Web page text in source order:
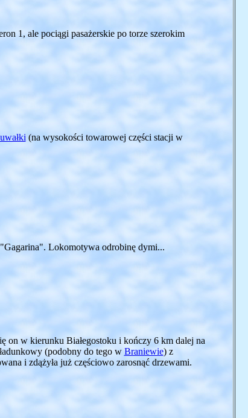
1, ale pociągi pasażerskie po torze szerokim
(na wysokości towarowej części stacji w
Lokomotywa odrobinę dymi...
on w kierunku Białegostoku i kończy 6 km dalej na
(podobny do tego w Braniewie) z
i zdążyła już częściowo zarosnąć drzewami.